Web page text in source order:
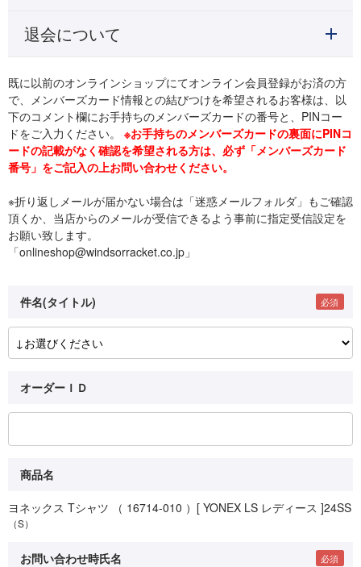
退会について
既に以前のオンラインショップにてオンライン会員登録がお済の方
で、メンバーズカード情報との結びつけを希望されるお客様は、以
下のコメント欄にお手持ちのメンバーズカードの番号と、PINコー
ドをご入力ください。 ※お手持ちのメンバーズカードの裏面にPINコ
ードの記載がなく確認を希望される方は、必ず「メンバーズカード
番号」をご記入の上お問い合わせください。
※折り返しメールが届かない場合は「迷惑メールフォルダ」もご確認
頂くか、当店からのメールが受信できるよう事前に指定受信設定を
お願い致します。
「onlineshop@windsorracket.co.jp」
件名(タイトル)
オーダーＩＤ
商品名
ヨネックス Tシャツ （ 16714-010 ）[ YONEX LS レディース ]24SS
（S）
お問い合わせ時氏名